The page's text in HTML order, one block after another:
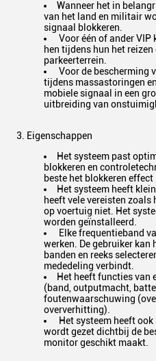
Wanneer het in
van het land en militair
signaal blokkeren.
Voor één of ander
hen tijdens hun het
parkeerterrein.
Voor de bescherming
tijdens massastoringen
mobiele signaal in een
uitbreiding van
3. Eigenschappen
Het systeem past
blokkeren en
beste het blokkeren
Het systeem heeft
heeft vele vereisten
op voertuig niet. Het
worden geïnstalleerd.
Elke frequentieband
werken. De gebruiker kan
banden en reeks
mededeling verbindt.
Het heeft functies van
(band, outputmacht,
foutenwaarschuwing
oververhitting).
Het systeem heeft
wordt gezet dichtbij de
monitor geschikt maakt.